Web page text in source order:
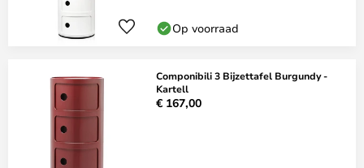
Op voorraad
Componibili 3 Bijzettafel Burgundy -
Kartell
€ 167,00